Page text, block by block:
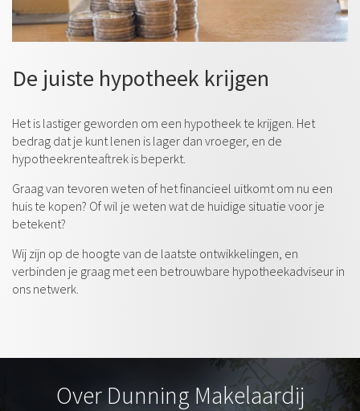
De juiste hypotheek krijgen
Het is lastiger geworden om een hypotheek te krijgen. Het
bedrag dat je kunt lenen is lager dan vroeger, en de
hypotheekrenteaftrek is beperkt.
Graag van tevoren weten of het financieel uitkomt om nu een
huis te kopen? Of wil je weten wat de huidige situatie voor je
betekent?
Wij zijn op de hoogte van de laatste ontwikkelingen, en
verbinden je graag met een betrouwbare hypotheekadviseur in
ons netwerk.
Over Dunning Makelaardij